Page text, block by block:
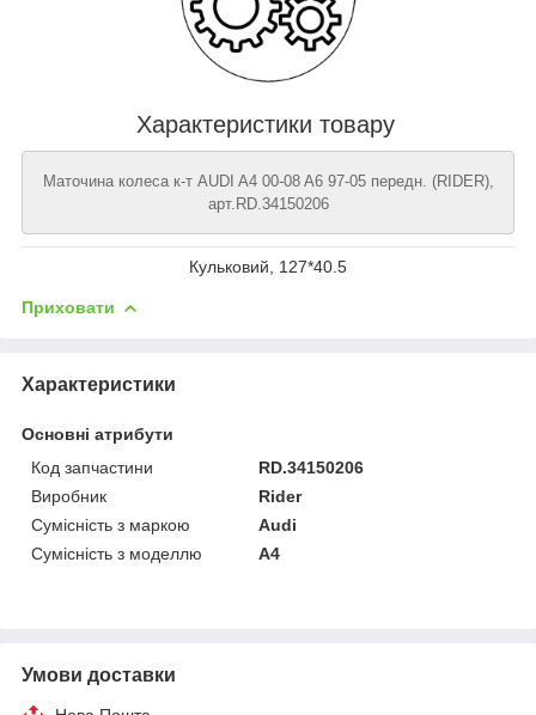
Характеристики товару
Маточина колеса к-т AUDI A4 00-08 A6 97-05 передн. (RIDER),
арт.RD.34150206
Кульковий, 127*40.5
Приховати
Характеристики
Основні атрибути
Код запчастини
RD.34150206
Виробник
Rider
Сумісність з маркою
Audi
Сумісність з моделлю
A4
Умови доставки